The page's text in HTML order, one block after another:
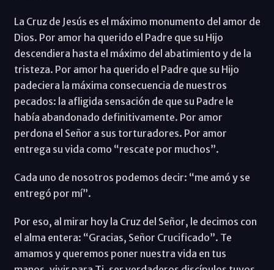
La Cruz de Jesús es el máximo monumento del amor de
Dios. Por amor ha querido el Padre que su Hijo
descendiera hasta el máximo del abatimiento y de la
tristeza. Por amor ha querido el Padre que su Hijo
padeciera la máxima consecuencia de nuestros
pecados: la afligida sensación de que su Padre le
había abandonado definitivamente. Por amor
perdona el Señor a sus torturadores. Por amor
entrega su vida como “rescate por muchos”.
Cada uno de nosotros podemos decir: “me amó y se
entregó por mí”.
Por eso, al mirar hoy la Cruz del Señor, le decimos con
el alma entera: “Gracias, Señor Crucificado”. Te
amamos y queremos poner nuestra vida en tus